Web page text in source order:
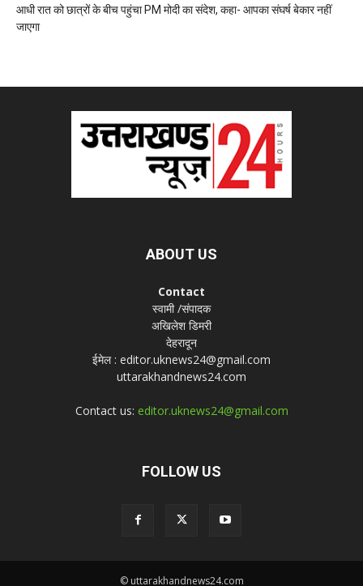
आधी रात को छात्रों के बीच पहुंचा PM मोदी का संदेश, कहा- आपका संघर्ष बेकार नहीं
जाएगा
ABOUT US
Contact
स्वामी /संपादक
अखिलेश डिमरी
देहरादून
ईमेल : editor.uknews24@gmail.com
uttarakhandnews24.com
Contact us: editor.uknews24@gmail.com
FOLLOW US
© uttarakhandnews24.com